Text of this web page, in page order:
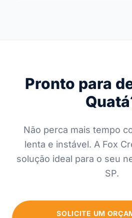
Pronto para
Não perca mais tempo
lenta e instável. A Fox
solução ideal para o seu
SP.
SOLICITE UM